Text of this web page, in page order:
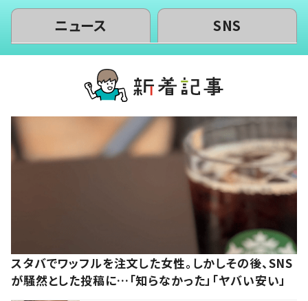
ニュース SNS
スタバでワッフルを注文した女性。しかしその後、SNS
が騒然とした投稿に…「知らなかった」「ヤバい安い」